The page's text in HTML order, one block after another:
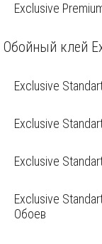
Exclusive
Обойный клей
Exclusive
Exclusive
Exclusive
Exclusive
Обоев